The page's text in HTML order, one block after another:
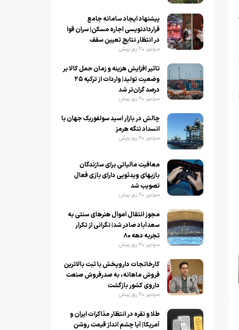
پیشنهاد ایجاد سامانه جامع
قراردادنویسی اجاره مسکن| سران قوا
در انتظار نتایج تعیین سقف
سردبیر 2 روز پیش
تاثیر افزایش هزینه و زمان حمل کالا بر
وضعیت تولید| واردات از ترکیه ۲۵
درصد گران‌تر شد
سردبیر 2 روز پیش
چالش در بازار اسید سولفوریک جهان با
انسداد تنگه هرمز
سردبیر 2 روز پیش
معافیت مالیاتی برای سازندگان
بازیهای ویدئویی دارای بازی فعال
تصویب شد
سردبیر 2 روز پیش
مجوز انتقال اموال هنرهای سنتی به
سعدآباد صادر شد| نگرانی از تکرار
تجربه دهه ۸۰
سردبیر 2 روز پیش
کارخانجات داروپخش با ثبت بالاترین
فروش ماهانه، به صدرفروش صنعت
داروی کشور بازگشت
سردبیر 2 روز پیش
طلا و نقره در انتظار مذاکرات ایران و
آمریکا| آیا چشم انداز قیمت روشن